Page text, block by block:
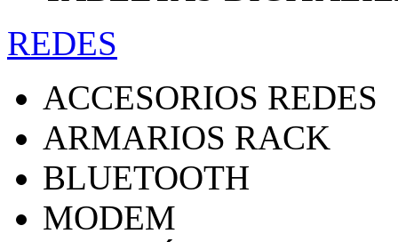
REDES
ACCESORIOS REDES
ARMARIOS RACK
BLUETOOTH
MODEM